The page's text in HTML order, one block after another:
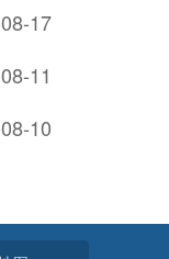
17
11
10